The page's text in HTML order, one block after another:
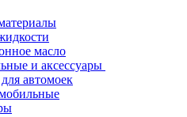
масло
и аксессуары
автомоек